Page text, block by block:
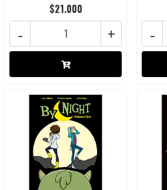
$21.000
+
- -